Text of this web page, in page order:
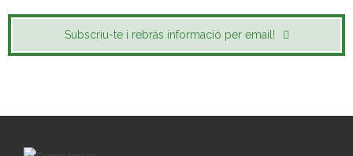
Subscriu-te i rebràs informació per email!